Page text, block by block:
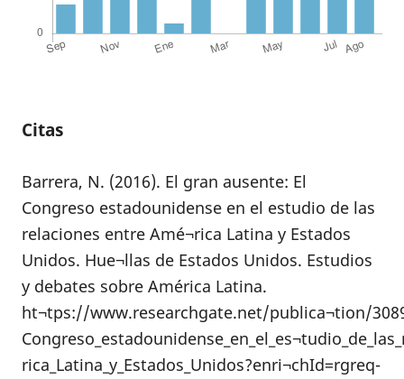
Citas
Barrera, N. (2016). El gran ausente: El
Congreso estadounidense en el estudio de las
relaciones entre Amé¬rica Latina y Estados
Unidos. Hue¬llas de Estados Unidos. Estudios
y debates sobre América Latina.
ht¬tps://www.researchgate.net/publica¬tion/
rica_Latina_y_Estados_Unidos?enri¬chId=rgreq-